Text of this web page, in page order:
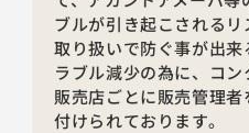
ブルが引き起こされる
取り扱いで防ぐ事が出
ラブル減少の為に、コン
販売店ごとに販売管理
付けられております。